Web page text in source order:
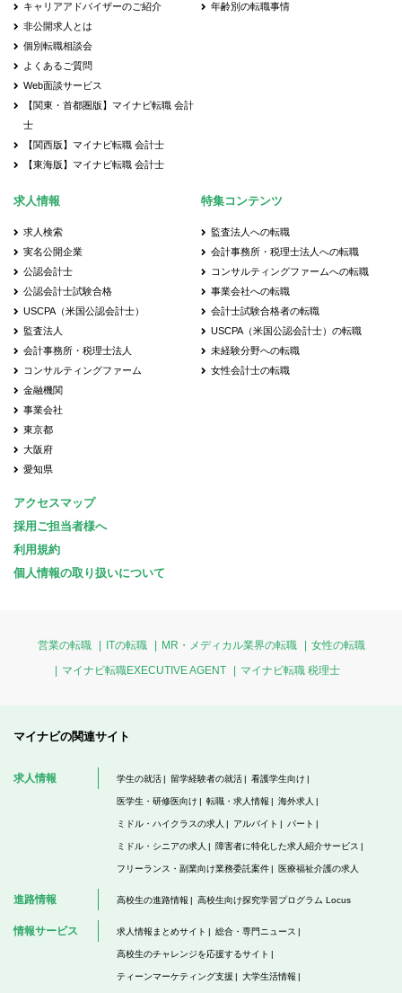
キャリアアドバイザーのご紹介
非公開求人とは
個別転職相談会
よくあるご質問
Web面談サービス
【関東・首都圏版】マイナビ転職 会計
士
【関西版】マイナビ転職 会計士
【東海版】マイナビ転職 会計士
年齢別の転職事情
求人情報
求人検索
実名公開企業
公認会計士
公認会計士試験合格
USCPA（米国公認会計士）
監査法人
会計事務所・税理士法人
コンサルティングファーム
金融機関
事業会社
東京都
大阪府
愛知県
特集コンテンツ
監査法人への転職
会計事務所・税理士法人への転職
コンサルティングファームへの転職
事業会社への転職
会計士試験合格者の転職
USCPA（米国公認会計士）の転職
未経験分野への転職
女性会計士の転職
アクセスマップ
採用ご担当者様へ
利用規約
個人情報の取り扱いについて
営業の転職 ITの転職 MR・メディカル業界の転職
女性の転職
マイナビ転職EXECUTIVE AGENT
マイナビ転職 税理士
マイナビの関連サイト
求人情報 学生の就活 留学経験者の就活 看護学生向け
医学生・研修医向け 転職・求人情報 海外求人
ミドル・ハイクラスの求人 アルバイト パート
ミドル・シニアの求人 障害者に特化した求人紹介サービス
フリーランス・副業向け業務委託案件 医療福祉介護の求人
進路情報 高校生の進路情報 高校生向け探究学習プログラム Locus
情報サービス 求人情報まとめサイト 総合・専門ニュース
高校生のチャレンジを応援するサイト
ティーンマーケティング支援 大学生活情報